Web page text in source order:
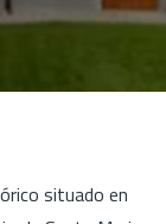
situado en